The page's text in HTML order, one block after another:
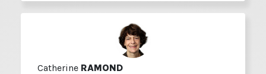
Catherine RAMOND